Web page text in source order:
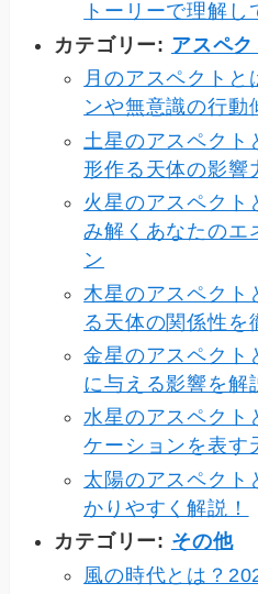
トーリーで理解し
カテゴリー: アスペク
月のアスペクトと
ンや無意識の行動
土星のアスペクト
形作る天体の影響
火星のアスペクト
み解くあなたのエ
ン
木星のアスペクト
る天体の関係性を
金星のアスペクト
に与える影響を解
水星のアスペクト
ケーションを表す
太陽のアスペクト
かりやすく解説！
カテゴリー: その他
風の時代とは？